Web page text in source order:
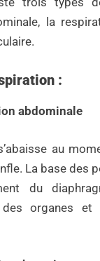
la
:
abdominale
au
La base des
du
des organes et